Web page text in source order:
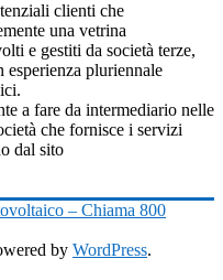
clienti che
una vetrina
e gestiti da società terze,
esperienza pluriennale
a fare da intermediario nelle
che fornisce i servizi
dal sito
– Chiama 800
by WordPress.